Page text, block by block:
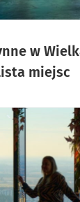
w
miejsc